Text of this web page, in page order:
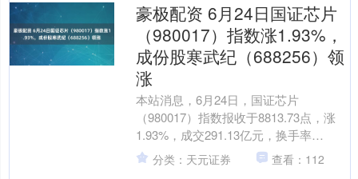
豪极配资 6月24日国证芯片
（980017）指数涨1.93%，
成份股寒武纪（688256）领
涨
本站消息，6月24日，国证芯片
（980017）指数报收于8813.73点，涨
1.93%，成交291.13亿元，换手率
1.15%。当日该指数成份股中，上涨的有
28....
分类：天元证券 查看：112